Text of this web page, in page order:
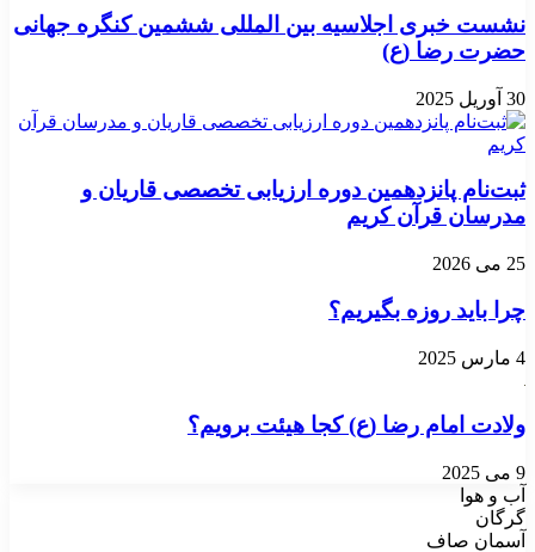
نشست خبری اجلاسیه بین المللی ششمین کنگره جهانی
حضرت رضا (ع)
30 آوریل 2025
ثبت‌نام پانزدهمین دوره ارزیابی تخصصی قاریان و
مدرسان قرآن کریم
25 می 2026
چرا باید روزه بگیریم؟
4 مارس 2025
ولادت امام رضا (ع) کجا هیئت برویم؟
9 می 2025
آب و هوا
گرگان
آسمان صاف